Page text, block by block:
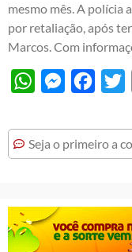
mesmo mês. A polícia
por retaliação, após
Marcos. Com
WhatsAppMessenger
Seja o primeiro a